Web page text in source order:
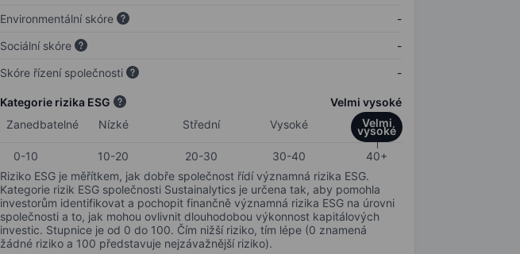
Environmentální skóre
-
Sociální skóre
-
Skóre řízení společnosti
-
Kategorie rizika ESG
Velmi vysoké
Zanedbatelné
Nízké Střední Vysoké Velmi
vysoké
0-10
10-20 20-30 30-40
40+
Riziko ESG je měřítkem, jak dobře společnost řídí významná rizika ESG.
Kategorie rizik ESG společnosti Sustainalytics je určena tak, aby pomohla
investorům identifikovat a pochopit finančně významná rizika ESG na úrovni
společnosti a to, jak mohou ovlivnit dlouhodobou výkonnost kapitálových
investic. Stupnice je od 0 do 100. Čím nižší riziko, tím lépe (0 znamená
žádné riziko a 100 představuje nejzávažnější riziko).